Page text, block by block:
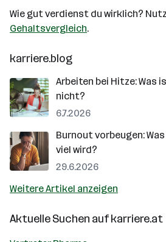
Wie gut verdienst du wirklich?
Gehaltsvergleich.
karriere.blog
Arbeiten bei Hitze: Was
nicht?
6.7.2026
Burnout vorbeugen:
viel wird?
29.6.2026
Weitere Artikel anzeigen
Aktuelle Suchen aufkarriere.at